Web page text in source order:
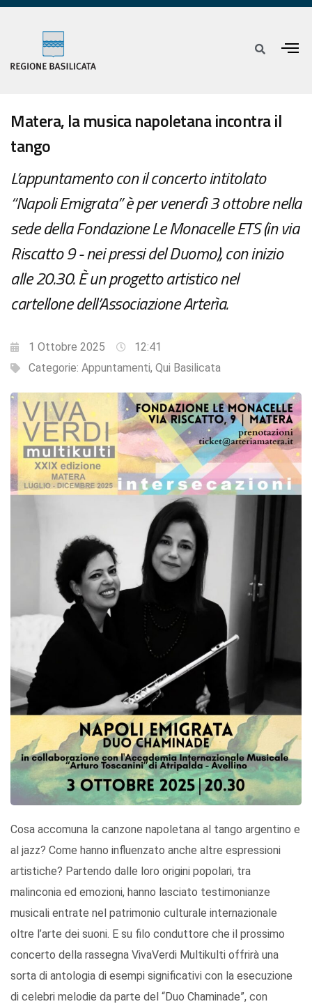
Matera, la musica napoletana incontra il
tango
L’appuntamento con il concerto intitolato
“Napoli Emigrata” è per venerdì 3 ottobre nella
sede della Fondazione Le Monacelle ETS (in via
Riscatto 9 - nei pressi del Duomo), con inizio
alle 20.30. È un progetto artistico nel
cartellone dell’Associazione Arterìa.
1 Ottobre 2025
12:41
Categorie: Appuntamenti, Qui Basilicata
Cosa accomuna la canzone napoletana al tango argentino e
al jazz? Come hanno influenzato anche altre espressioni
artistiche? Partendo dalle loro origini popolari, tra
malinconia ed emozioni, hanno lasciato testimonianze
musicali entrate nel patrimonio culturale internazionale
oltre l’arte dei suoni. E su filo conduttore che il prossimo
concerto della rassegna VivaVerdi Multikulti offrirà una
sorta di antologia di esempi significativi con la esecuzione
di celebri melodie da parte del “Duo Chaminade”, con